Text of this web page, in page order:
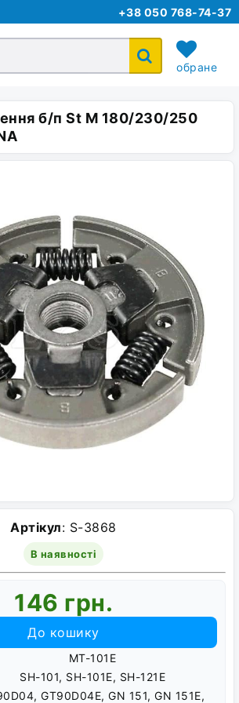
+38 050 768-74-37
обране
кошик
б/п St M 180/230/250
Артікул: S-3868
В наявності
146 грн.
До кошику
MT-101E
SH-101, SH-101E, SH-121E
GT90D04E, GN 151, GN 151E,